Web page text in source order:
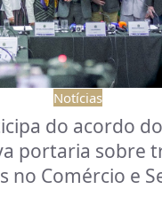
Notícias
do acordo
portaria sobre
no Comércio e